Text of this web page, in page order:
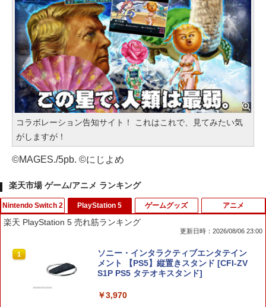
コラボレーション告知サイト！ これはこれで、見てみたい気
がしますが！
©MAGES./5pb. ©にじよめ
楽天市場 ゲーム/アニメ ランキング
Nintendo Switch 2
1
【特典】超新時空ゲイム ネプテューヌ∞
Switch2版(【早期購入外付特典】【D
LC】発売記念グッズ付きスタートダッシ
PlayStation 5
楽天 PlayStation 5 売れ筋ランキング
更新日時：2026/08/06 23:00
1
ソニー・インタラクティブエンタテイン
メント 【PS5】縦置きスタンド [CFI-ZV
S1P PS5 タテオキスタンド]
￥3,970
ゲームグッズ アニメ